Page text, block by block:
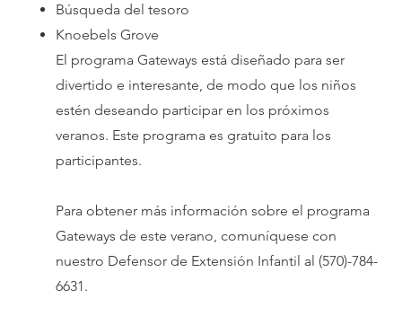
Búsqueda del tesoro
Knoebels Grove
El programa Gateways está diseñado para ser
divertido e interesante, de modo que los niños
estén deseando participar en los próximos
veranos. Este programa es gratuito para los
participantes.
Para obtener más información sobre el programa
Gateways de este verano, comuníquese con
nuestro Defensor de Extensión Infantil al (570)-784-
6631.